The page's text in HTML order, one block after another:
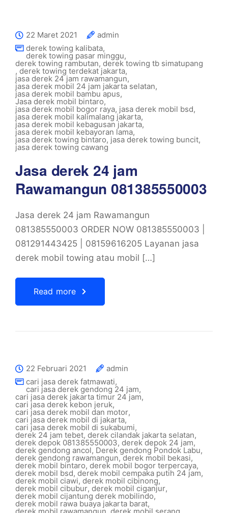
22 Maret 2021
admin
derek towing kalibata,
derek towing pasar minggu,
derek towing rambutan, derek towing tb simatupang
, derek towing terdekat jakarta,
jasa derek 24 jam rawamangun,
jasa derek mobil 24 jam jakarta selatan,
jasa derek mobil bambu apus,
Jasa derek mobil bintaro,
jasa derek mobil bogor raya, jasa derek mobil bsd,
jasa derek mobil kalimalang jakarta,
jasa derek mobil kebagusan jakarta,
jasa derek mobil kebayoran lama,
jasa derek towing bintaro, jasa derek towing buncit,
jasa derek towing cawang
Jasa derek 24 jam
Rawamangun 081385550003
Jasa derek 24 jam Rawamangun
081385550003 ORDER NOW 081385550003 |
081291443425 | 08159616205 Layanan jasa
derek mobil towing atau mobil […]
Read more
22 Februari 2021
admin
cari jasa derek fatmawati,
cari jasa derek gendong 24 jam,
cari jasa derek jakarta timur 24 jam,
cari jasa derek kebon jeruk,
cari jasa derek mobil dan motor,
cari jasa derek mobil di jakarta,
cari jasa derek mobil di sukabumi,
derek 24 jam tebet, derek cilandak jakarta selatan,
derek depok 081385550003, derek depok 24 jam,
derek gendong ancol, Derek gendong Pondok Labu,
derek gendong rawamangun,derek mobil bekasi,
derek mobil bintaro, derek mobil bogor terpercaya,
derek mobil bsd, derek mobil cempaka putih 24 jam,
derek mobil ciawi, derek mobil cibinong,
derek mobil cibubur, derek mobil ciganjur,
derek mobil cijantung derek mobilindo,
derek mobil rawa buaya jakarta barat,